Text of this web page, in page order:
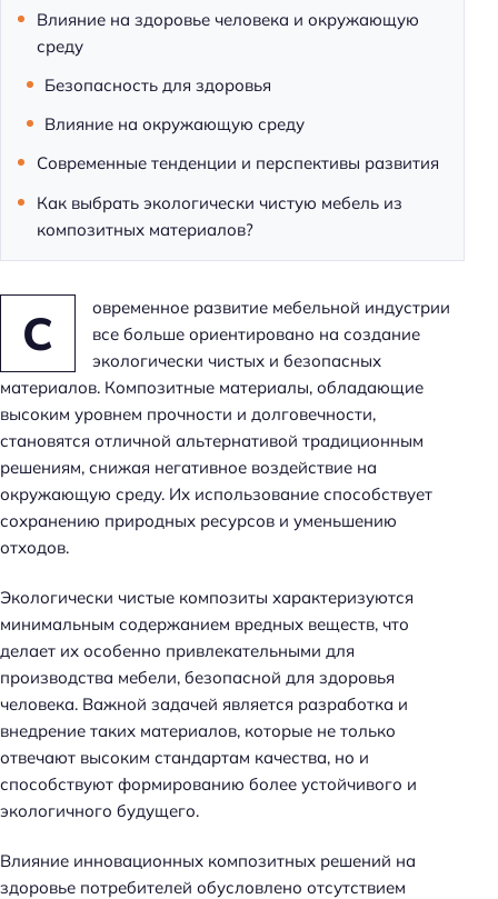
С
овременное развитие мебельной индустрии
все больше ориентировано на создание
экологически чистых и безопасных
материалов. Композитные материалы, обладающие
высоким уровнем прочности и долговечности,
становятся отличной альтернативой традиционным
решениям, снижая негативное воздействие на
окружающую среду. Их использование способствует
сохранению природных ресурсов и уменьшению
отходов.
Экологически чистые композиты характеризуются
минимальным содержанием вредных веществ, что
делает их особенно привлекательными для
производства мебели, безопасной для здоровья
человека. Важной задачей является разработка и
внедрение таких материалов, которые не только
отвечают высоким стандартам качества, но и
способствуют формированию более устойчивого и
экологичного будущего.
Влияние инновационных композитных решений на
здоровье потребителей обусловлено отсутствием
Влияние на здоровье человека и окружающую
среду
Безопасность для здоровья
Влияние на окружающую среду
Современные тенденции и перспективы развития
Как выбрать экологически чистую мебель из
композитных материалов?